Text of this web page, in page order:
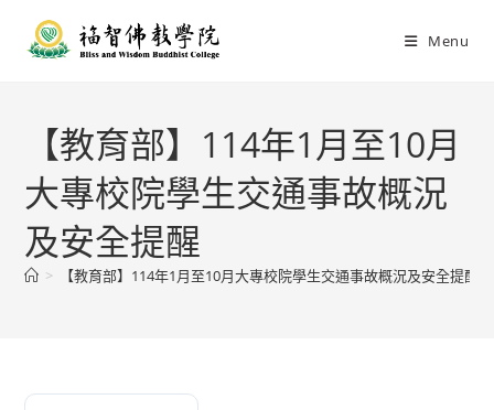
Menu
【教育部】114年1月至10月
大專校院學生交通事故概況
及安全提醒
> 【教育部】114年1月至10月大專校院學生交通事故概況及安全提醒